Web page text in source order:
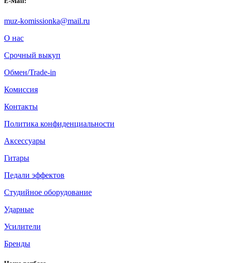
muz-komissionka@mail.ru
О нас
Срочный выкуп
Обмен/Trade-in
Комиссия
Контакты
Политика конфиденциальности
Аксессуары
Гитары
Педали эффектов
Студийное оборудование
Ударные
Усилители
Бренды